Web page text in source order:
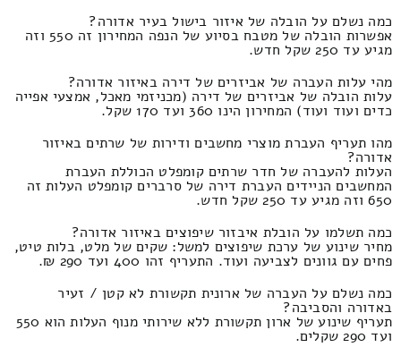
כמה נשלם על הובלה של איזור בישול בעיר אדורה?
אפשרות הובלה של מטבח בסיוע של הנפה המחירון זה 550 וזה
מגיע עד 250 שקל חדש.
מהי עלות העברה של אביזרים של דירה באיזור אדורה?
עלות הובלה של אביזרים של דירה (מכניזמי מאכל, אמצעי אפייה
כדים ועוד ועוד) המחירון הינו 360 ועד 170 שקל.
מהו תעריף העברת מוצרי מחשבים ודירות של שרתים באיזור
אדורה?
העלות להעברה של חדר שרתים קומפלט הכוללת העברת
המחשבים הניידים העברת דירה של סרברים קומפלט העלות זה
650 וזה מגיע עד 250 שקל חדש.
כמה תשלמו על הובלת איבזור שיפוצים באיזור אדורה?
מחיר שינוע של ערכת שיפוצים למשל: שקים של מלט, בלות טיט,
פחים עם גוונים לצביעה ועוד. התעריף זהו 400 ועד 290 ₪.
כמה נשלם על העברה של ארונית תקשורת לא קטן / זעיר
באדורה והסביבה?
תעריף שינוע של ארון תקשורת ללא שירותי מנוף העלות הוא 550
ועד 290 שקלים.